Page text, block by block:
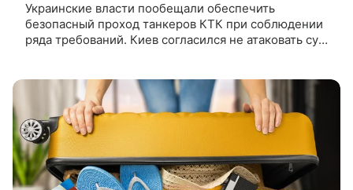
Украинские власти пообещали обеспечить
безопасный проход танкеров КТК при соблюдении
ряда требований. Киев согласился не атаковать суда